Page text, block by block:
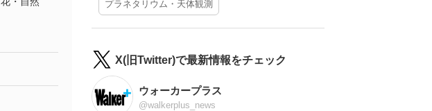
プラネタリウム・天体観測
X(旧Twitter)で最新情報をチェック
ウォーカープラス
@walkerplus_news